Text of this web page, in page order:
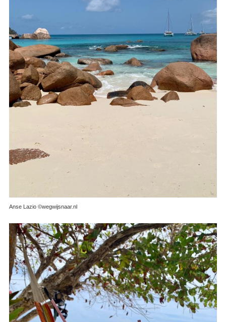
Anse Lazio ©wegwijsnaar.nl